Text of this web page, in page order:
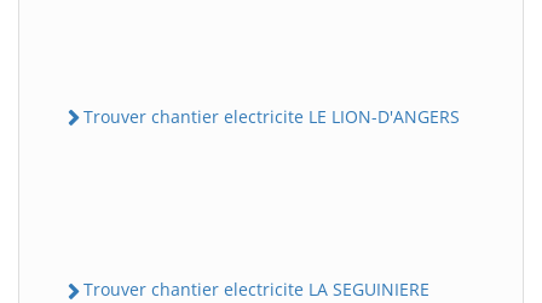
Trouver chantier electricite LE LION-D'ANGERS
Trouver chantier electricite LA SEGUINIERE